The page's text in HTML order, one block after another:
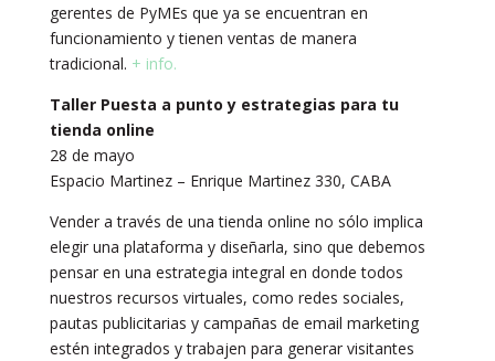
gerentes de PyMEs que ya se encuentran en
funcionamiento y tienen ventas de manera
tradicional. + info.
Taller Puesta a punto y estrategias para tu
tienda online
28 de mayo
Espacio Martinez – Enrique Martinez 330, CABA
Vender a través de una tienda online no sólo implica
elegir una plataforma y diseñarla, sino que debemos
pensar en una estrategia integral en donde todos
nuestros recursos virtuales, como redes sociales,
pautas publicitarias y campañas de email marketing
estén integrados y trabajen para generar visitantes